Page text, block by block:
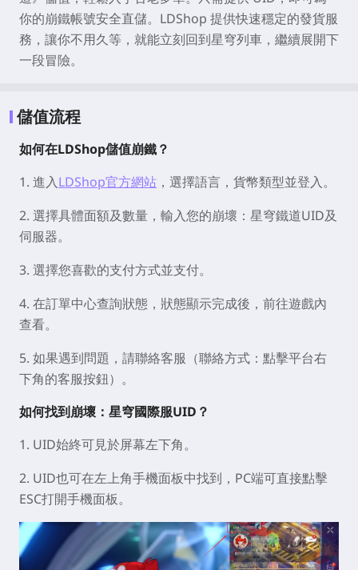
你的崩鐵帳號安全直儲。LDShop 提供快速穩定的發貨服
務，讓你不用久等，就能立刻回到星穹列車，繼續展開下
一段冒險。
儲值流程
如何在LDShop儲值崩鐵？
1. 進入LDShop官方網站 ，選擇語言，貨幣類型並登入。
2. 選擇具體面額及數量，輸入您的崩壞：星穹鐵道UID及
伺服器。
3. 選擇您喜歡的支付方式並支付。
4. 在訂單中心查詢狀態，狀態顯示完成後，前往遊戲內
查看。
5. 如果遇到問題，請聯絡客服（聯絡方式：點擊平台右
下角的客服按鈕）。
如何找到崩壞：星穹國際服UID？
1. UID始終可見於屏幕左下角。
2. UID也可在左上角手機面板中找到，PC端可直接點擊
ESC打開手機面板。